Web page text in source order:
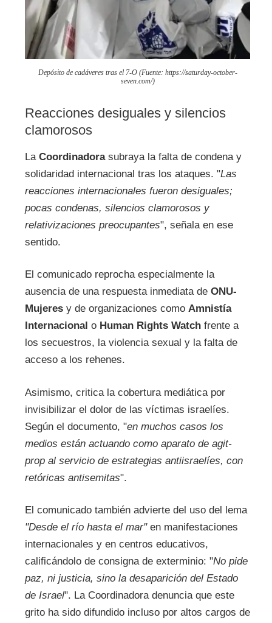
Depósito de cadáveres tras el 7-O (Fuente: https://saturday-october-
seven.com/)
Reacciones desiguales y silencios
clamorosos
La Coordinadorasubraya la falta de condena y
solidaridad internacional tras los ataques. "Las
reacciones internacionales fueron desiguales;
pocas condenas, silencios clamorosos y
relativizaciones preocupantes", señala en ese
sentido.
El comunicado reprocha especialmente la
ausencia de una respuesta inmediata de ONU-
Mujeresy de organizaciones como Amnistía
Internacional o Human Rights Watchfrente a
los secuestros, la violencia sexual y la falta de
acceso a los rehenes.
Asimismo, critica la cobertura mediática por
invisibilizar el dolor de las víctimas israelíes.
Según el documento, "en muchos casos los
medios están actuando como aparato de agit-
prop al servicio de estrategias antiisraelíes, con
retóricas antisemitas".
El comunicado también advierte del uso del lema
"Desde el río hasta el mar"en manifestaciones
internacionales y en centros educativos,
calificándolo de consigna de exterminio: "No pide
paz, ni justicia, sino la desaparición del Estado
de Israel". La Coordinadora denuncia que este
grito ha sido difundido incluso por altos cargos de